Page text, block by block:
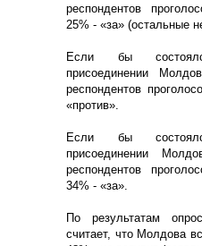
респондентов
25% - «за» (остальные
Если бы
присоединении
респондентов
«против».
Если бы
присоединении
респондентов
34% - «за».
По результатам
считает, что Молдова